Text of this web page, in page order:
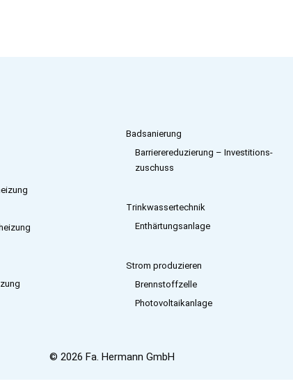
Badsanierung
Barrierereduzierung – Investitions­
zuschuss
Trinkwassertechnik
Enthärtungsanlage
Strom produzieren
Brennstoffzelle
Photovoltaikanlage
© 2026 Fa. Hermann GmbH